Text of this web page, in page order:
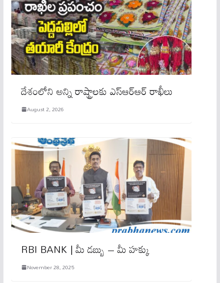
దేశంలోని అన్ని రాష్ట్రాలకు ఎస్ఆర్ఆర్ రాఖీలు
August 2, 2026
RBI BANK | మీ డబ్బు – మీ హక్కు
November 28, 2025